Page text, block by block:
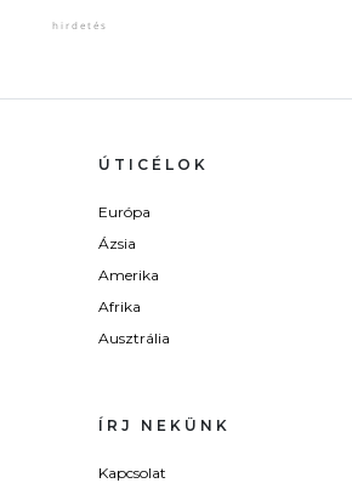
ÚTICÉLOK
Európa
Ázsia
Amerika
Afrika
Ausztrália
ÍRJ NEKÜNK
Kapcsolat